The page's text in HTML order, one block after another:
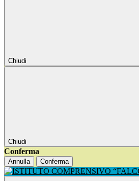
Chiudi
Chiudi
Conferma
Annulla Conferma